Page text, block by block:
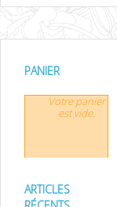
PANIER
Votre panier
est vide.
ARTICLES